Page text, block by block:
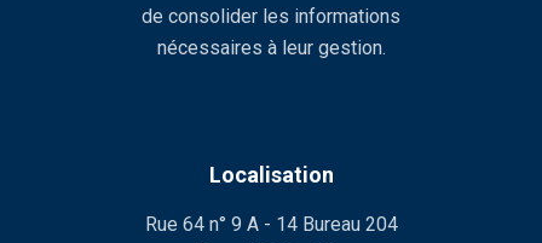
de consolider les informations
nécessaires à leur gestion.
Localisation
Rue 64 n° 9 A - 14 Bureau 204